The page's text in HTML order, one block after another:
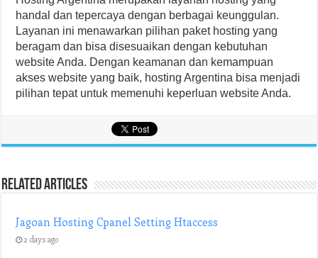
handal dan tepercaya dengan berbagai keunggulan.
Layanan ini menawarkan pilihan paket hosting yang
beragam dan bisa disesuaikan dengan kebutuhan
website Anda. Dengan keamanan dan kemampuan
akses website yang baik, hosting Argentina bisa menjadi
pilihan tepat untuk memenuhi keperluan website Anda.
Related Articles
Jagoan Hosting Cpanel Setting Htaccess
2 days ago